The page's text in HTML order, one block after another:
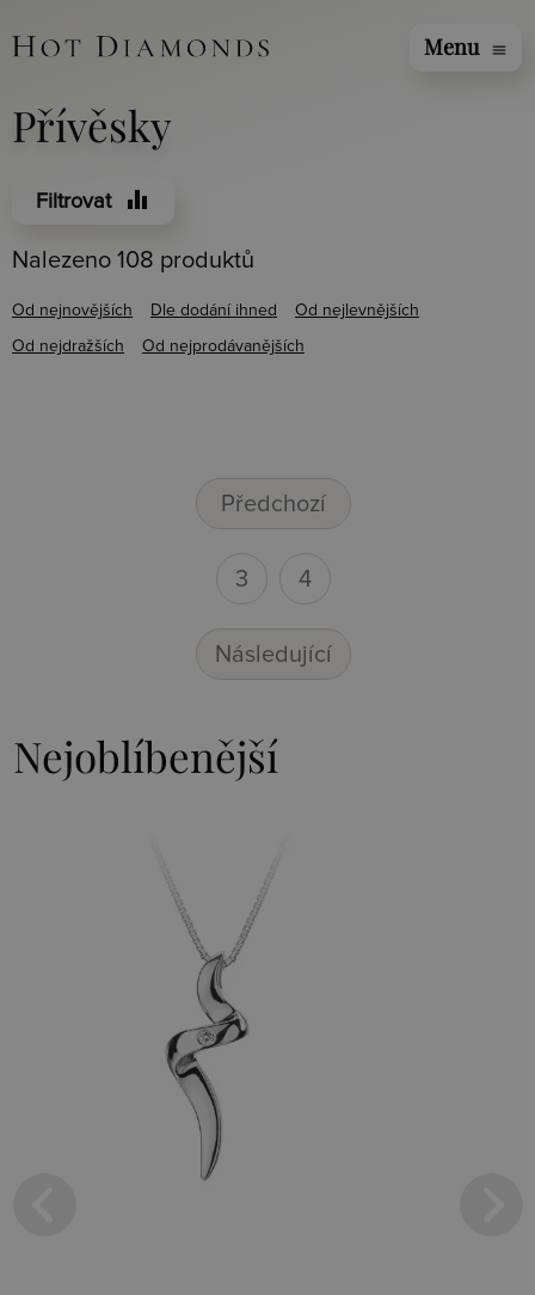
Menu menu
Přívěsky
Filtrovat equalizer
Nalezeno 108 produktů
Od nejnovějších Dle dodání ihned Od nejlevnějších
Od nejdražších Od nejprodávanějších
Předchozí
3 4
Následující
Nejoblíbenější